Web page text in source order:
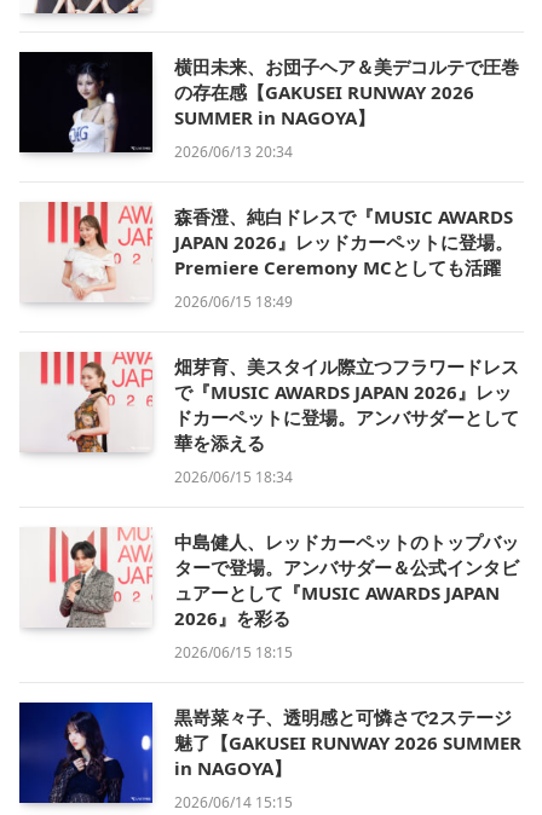
横田未来、お団子ヘア＆美デコルテで圧巻
の存在感【GAKUSEI RUNWAY 2026
SUMMER in NAGOYA】
2026/06/13 20:34
森香澄、純白ドレスで『MUSIC AWARDS
JAPAN 2026』レッドカーペットに登場。
Premiere Ceremony MCとしても活躍
2026/06/15 18:49
畑芽育、美スタイル際立つフラワードレス
で『MUSIC AWARDS JAPAN 2026』レッ
ドカーペットに登場。アンバサダーとして
華を添える
2026/06/15 18:34
中島健人、レッドカーペットのトップバッ
ターで登場。アンバサダー＆公式インタビ
ュアーとして『MUSIC AWARDS JAPAN
2026』を彩る
2026/06/15 18:15
黒嵜菜々子、透明感と可憐さで2ステージ
魅了【GAKUSEI RUNWAY 2026 SUMMER
in NAGOYA】
2026/06/14 15:15